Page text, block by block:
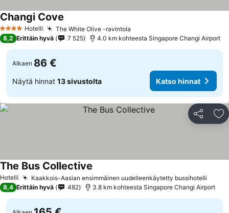
4 Tähtiluokitus
Hotelli The White Olive -ravintola
Changi Cove
8,2 Erittäin hyvä 7 525 4.0 km kohteesta Singapore Changi Airport
Alkaen 86 €
Näytä hinnat 13 sivustolta Katso hinnat
Jaa
Hotelli Kaakkois-Aasian ensimmäinen uudelleenkäytetty bussihotelli
The Bus Collective
8,4 Erittäin hyvä 482 3.8 km kohteesta Singapore Changi Airport